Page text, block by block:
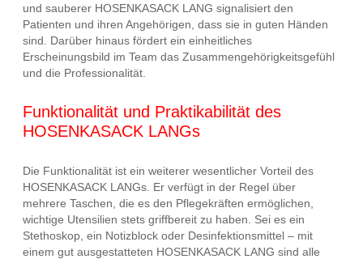
und sauberer HOSENKASACK LANG signalisiert den
Patienten und ihren Angehörigen, dass sie in guten Händen
sind. Darüber hinaus fördert ein einheitliches
Erscheinungsbild im Team das Zusammengehörigkeitsgefühl
und die Professionalität.
Funktionalität und Praktikabilität des
HOSENKASACK LANGs
Die Funktionalität ist ein weiterer wesentlicher Vorteil des
HOSENKASACK LANGs. Er verfügt in der Regel über
mehrere Taschen, die es den Pflegekräften ermöglichen,
wichtige Utensilien stets griffbereit zu haben. Sei es ein
Stethoskop, ein Notizblock oder Desinfektionsmittel – mit
einem gut ausgestatteten HOSENKASACK LANG sind alle